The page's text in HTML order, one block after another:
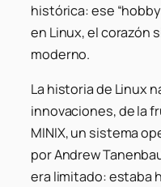
histórica: ese
en Linux, el corazón
moderno.
La historia de Linux
innovaciones, de la
MINIX, un sistema
por Andrew
era limitado: estaba